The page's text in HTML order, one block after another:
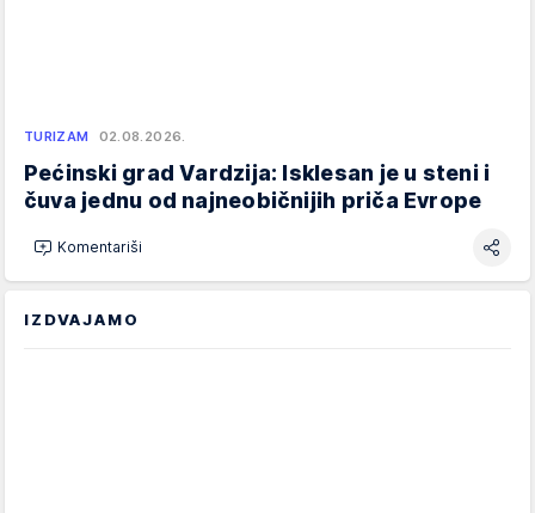
TURIZAM 02.08.2026.
Pećinski grad Vardzija: Isklesan je u steni i
čuva jednu od najneobičnijih priča Evrope
Komentariši
IZDVAJAMO